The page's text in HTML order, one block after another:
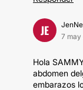
JE
7 may
Hola
abdomen
embarazos